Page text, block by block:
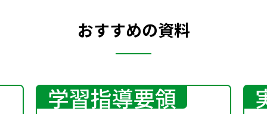
おすすめの資料
学習指導要領